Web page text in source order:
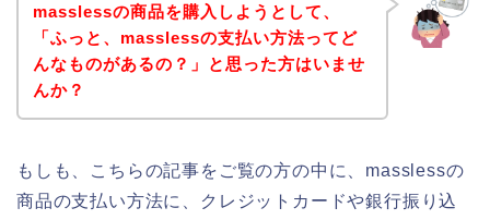
masslessの商品を購入しようとして、
「ふっと、masslessの支払い方法ってど
んなものがあるの？」と思った方はいませ
んか？
もしも、こちらの記事をご覧の方の中に、masslessの
商品の支払い方法に、クレジットカードや銀行振り込